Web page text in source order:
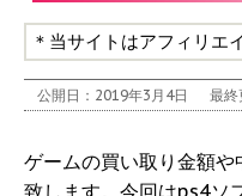
＊当サイトはアフィリエ
公開日：2019年3月4日 最終
ゲームの買い取り金額